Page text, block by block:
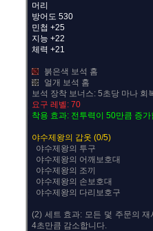
머리
방어도 530
민첩 +25
지능 +22
체력 +21
붉은색 보석 홈
얼개 보석 홈
보석 장착 보너스: 5초당 마나 회
요구 레벨: 70
착용 효과: 전투력이 50만큼 증가
야수제왕의 갑옷 (0/5)
야수제왕의 투구
야수제왕의 어깨보호대
야수제왕의 조끼
야수제왕의 손보호대
야수제왕의 다리보호구
(2) 세트 효과: 모든 덫 주문의 재
4초만큼 감소합니다.